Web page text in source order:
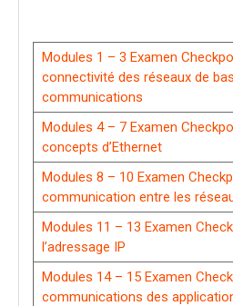
Modules 1 – 3 Examen
connectivité des réseaux de
communications
Modules 4 – 7 Examen
concepts d’Ethernet
Modules 8 – 10 Examen
communication entre les
Modules 11 – 13 Examen
l’adressage IP
Modules 14 – 15 Examen
communications des